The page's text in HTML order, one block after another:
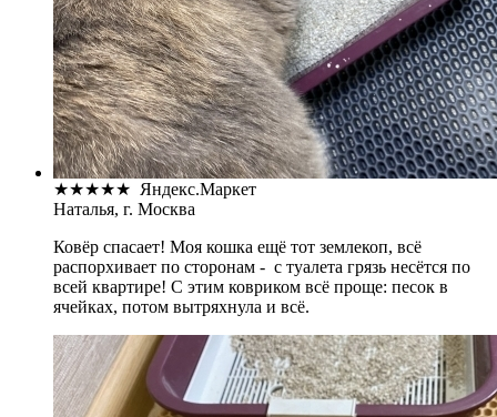
★★★★★ Яндекс.Маркет
Наталья, г. Москва
Ковёр спасает! Моя кошка ещё тот землекоп, всё
распорхивает по сторонам - с туалета грязь несётся по
всей квартире! С этим ковриком всё проще: песок в
ячейках, потом вытряхнула и всё.